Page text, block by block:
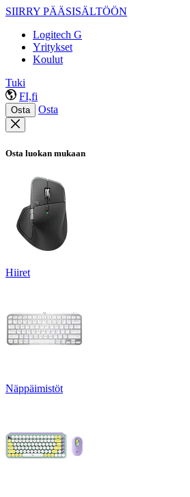
SIIRRY PÄÄSISÄLTÖÖN
Logitech G
Yritykset
Koulut
Tuki
FI,fi
Osta Osta
Osta luokan mukaan
Hiiret
Näppäimistöt